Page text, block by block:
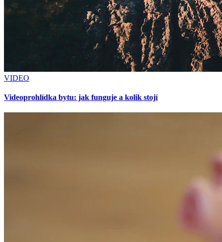
VIDEO
Videoprohlídka bytu: jak funguje a kolik stojí